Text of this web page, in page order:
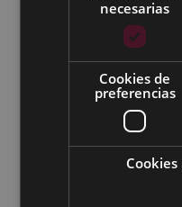
Eibarko Udala -
Tfnoa.: 943 70 84
IFZ:
necesarias
Cookies de
preferencias